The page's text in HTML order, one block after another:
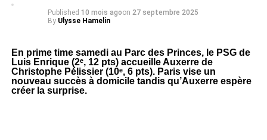
Published 10 mois agoon 27 septembre 2025
By Ulysse Hamelin
En prime time samedi au Parc des Princes, le PSG de
Luis Enrique (2ᵉ, 12 pts) accueille Auxerre de
Christophe Pélissier (10ᵉ, 6 pts). Paris vise un
nouveau succès à domicile tandis qu’Auxerre espère
créer la surprise.